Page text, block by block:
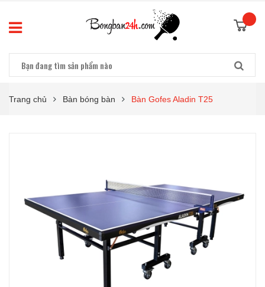
Trang chủ Bàn bóng bàn Bàn Gofes Aladin T25